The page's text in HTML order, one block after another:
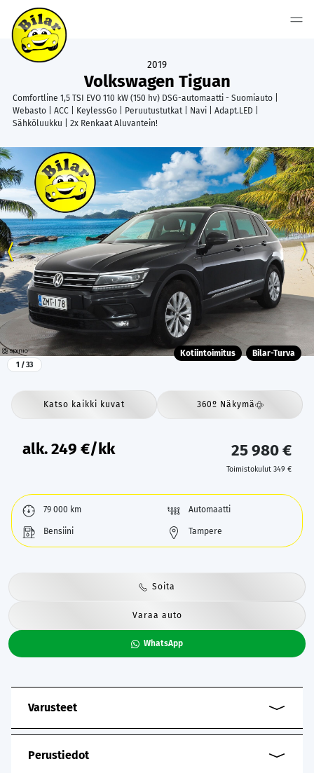
Volkswagen Tiguan
2019
Comfortline 1,5 TSI EVO 110 kW (150 hv) DSG-automaatti - Suomiauto |
Webasto | ACC | KeylessGo | Peruutustutkat | Navi | Adapt.LED |
Sähköluukku | 2x Renkaat Aluvantein!
1 / 33
Kotiintoimitus Bilar-Turva
Katso kaikki kuvat 360º Näkymä
alk.249 €/kk 25 980 €
Toimistokulut 349 €
79 000 km Automaatti
Bensiini Tampere
Soita
Varaa auto
WhatsApp
Varusteet
Perustiedot